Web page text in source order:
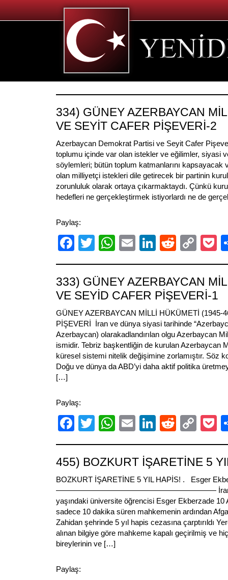
334) GÜNEY AZERBAYCAN
VE SEYİT CAFER PİŞEVERİ-2
Azerbaycan Demokrat Partisi ve Seyit Cafer
toplumu içinde var olan istekler ve eğilimler, siyasi
söylemleri; bütün toplum katmanlarını kapsayacak
olan milliyetçi istekleri dile getirecek bir partinin
zorunluluk olarak ortaya çıkarmaktaydı. Çünkü
hedefleri ne gerçekleştirmek istiyorlardı ne de
Paylaş:
Facebook
TwitterWhatsApp
EmailLinkedIn
Reddit
Link
333) GÜNEY AZERBAYCAN
VE SEYİD CAFER PİŞEVERİ-1
GÜNEY AZERBAYCAN MİLLİ HÜKÜMETİ (1945-
PİŞEVERİ İran ve dünya siyasi tarihinde
Azerbaycan) olarakadlandırılan olgu Azerbaycan
ismidir. Tebriz başkentliğin de kurulan Azerbaycan
küresel sistemi nitelik değişimine zorlamıştır. Söz
Doğu ve dünya da ABD’yi daha aktif politika
[…]
Paylaş:
Facebook
TwitterWhatsApp
EmailLinkedIn
Reddit
Link
455) BOZKURT İŞARETİNE 5
BOZKURT İŞARETİNE 5 YIL HAPİS! . Esger
————————————————————— İran’ın
yaşındaki üniversite öğrencisi Esger Ekberzade 10
sadece 10 dakika süren mahkemenin ardından
Zahidan şehrinde 5 yıl hapis cezasına çarptırıldı
alınan bilgiye göre mahkeme kapalı geçirilmiş ve
bireylerinin ve […]
Paylaş: